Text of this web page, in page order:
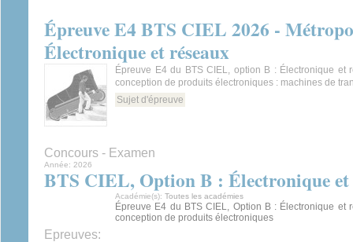
Épreuve E4 BTS CIEL 2026 -
Électronique et réseaux
Épreuve E4 du BTS CIEL, option B : Électronique et
conception de produits électroniques : machines de
Sujet d'épreuve
Concours - Examen
Année: 2026
BTS CIEL, Option B : Électronique et
Académie(s): Toutes les académies
Épreuve E4 du BTS CIEL, Option B : Électronique et
conception de produits électroniques
Epreuves: